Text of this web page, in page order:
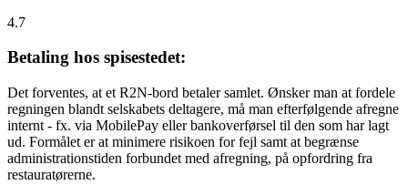
4.7
Betaling hos spisestedet:
Det forventes, at et R2N-bord betaler samlet. Ønsker man at fordele
regningen blandt selskabets deltagere, må man efterfølgende afregne
internt - fx. via MobilePay eller bankoverførsel til den som har lagt
ud. Formålet er at minimere risikoen for fejl samt at begrænse
administrationstiden forbundet med afregning, på opfordring fra
restauratørerne.